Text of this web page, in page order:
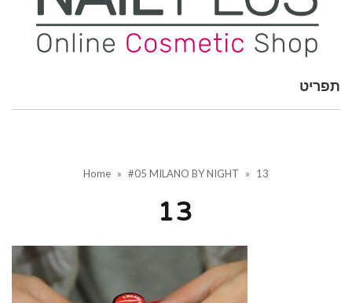
Toggle
תפריט
Home » #05 MILANO BY NIGHT » 13
13